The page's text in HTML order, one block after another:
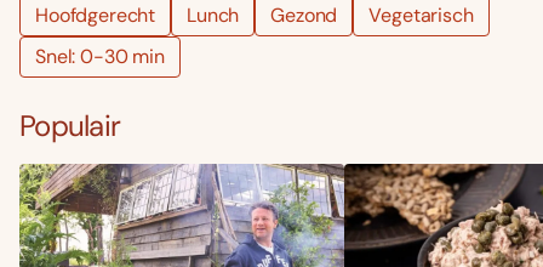
Hoofdgerecht Lunch Gezond
Vegetarisch
Snel: 0-30 min
Populair